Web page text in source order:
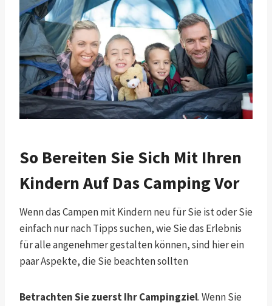
So Bereiten Sie Sich Mit Ihren
Kindern Auf Das Camping Vor
Wenn das Campen mit Kindern neu für Sie ist oder Sie
einfach nur nach Tipps suchen, wie Sie das Erlebnis
für alle angenehmer gestalten können, sind hier ein
paar Aspekte, die Sie beachten sollten
Betrachten Sie zuerst Ihr Campingziel. Wenn Sie